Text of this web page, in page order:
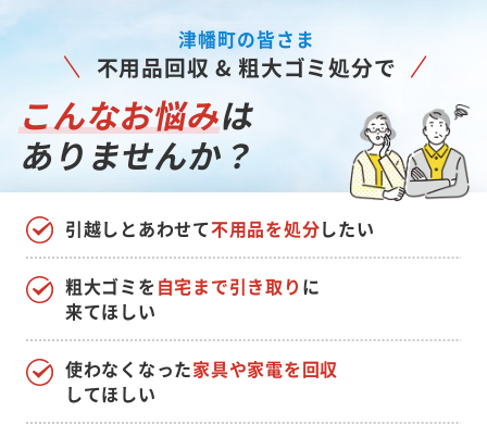
津幡町の皆さま
不用品回収 & 粗大ゴミ処分で
こんなお悩みは
ありませんか？
引越しとあわせて不用品を処分したい
使わなくなった家具や家電を回収
してほしい
粗大ゴミを自宅まで引き取り に
来てほしい